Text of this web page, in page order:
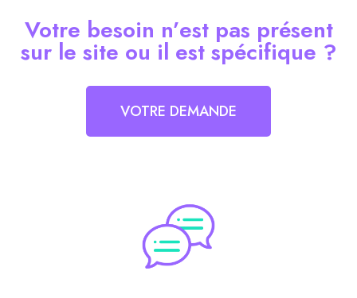
Votre besoin n’est pas présent
sur le site ou il est spécifique ?
VOTRE DEMANDE